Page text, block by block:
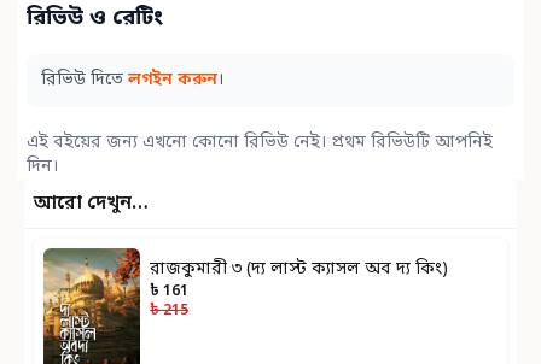
রিভিউ ও রেটিং
রিভিউ দিতে লগইন করুন।
এই বইয়ের জন্য এখনো কোনো রিভিউ নেই। প্রথম রিভিউটি আপনিই
দিন।
আরো দেখুন…
রাজকুমারী ৩ (দ্য লাস্ট ক্যাসল অব দ্য কিং)
৳ 161
৳ 215